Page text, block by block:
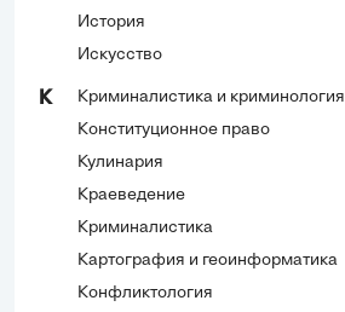
История
Искусство
К
Криминалистика и криминология
Конституционное право
Кулинария
Краеведение
Криминалистика
Картография и геоинформатика
Конфликтология